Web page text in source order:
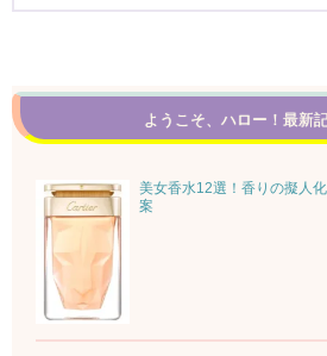
ようこそ、ハロー！最新記
美女香水12選！香りの擬人
案